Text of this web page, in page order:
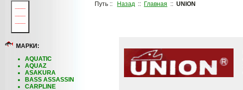
МАРКИ:
AQUATIC
AQUAZ
ASAKURA
BASS ASSASSIN
CARPLINE
Путь :: Назад :: Главная :: UNION